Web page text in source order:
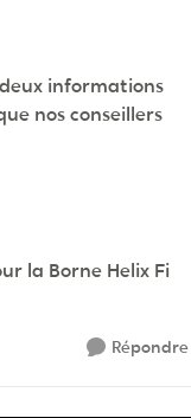
informations
nos conseillers
la Borne Helix Fi
Répondre